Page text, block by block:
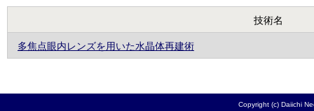
技術名
多焦点眼内レンズを用いた水晶体再建術
Copyright (c) Daiichi